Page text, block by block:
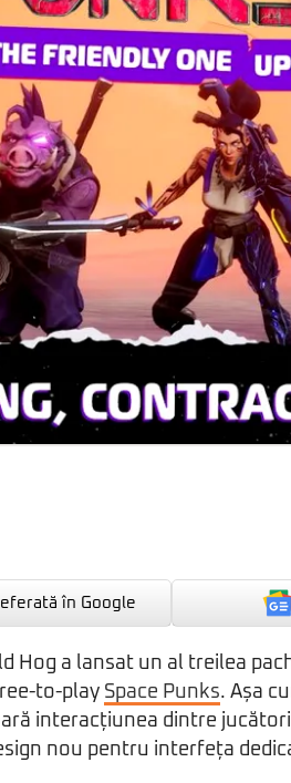
în Google
Hog a lansat un al treilea
to-play Space Punks. Așa
interacțiunea dintre
nou pentru interfeța